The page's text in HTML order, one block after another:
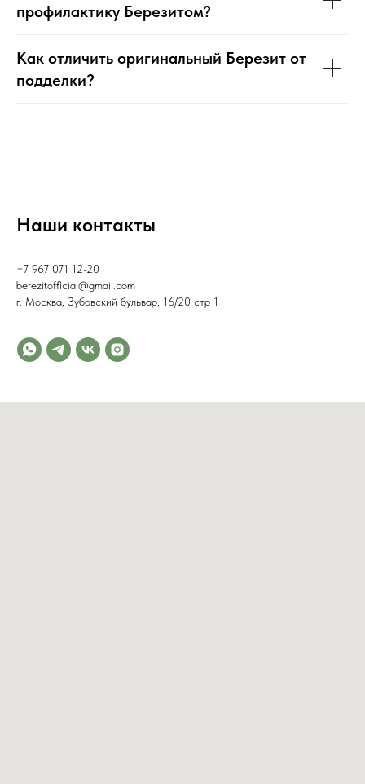
профилактику Березитом?
Как отличить оригинальный Березит от
подделки?
Наши контакты
+7 967 071 12-20
berezitofficial@gmail.com
г. Москва, Зубовский бульвар, 16/20 стр 1